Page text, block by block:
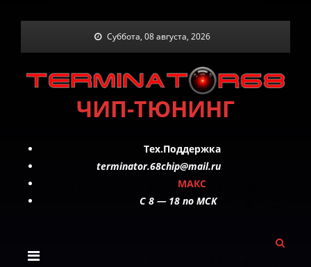
Суббота, 08 августа, 2026
ЧИП-ТЮНИНГ
Тех.Поддержка
terminator.68chip@mail.ru
МАКС
C 8 — 18 по МСК